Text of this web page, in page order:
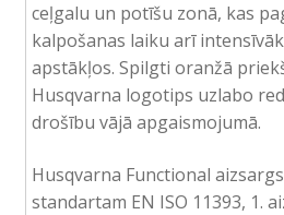
ceļgalu un potīšu zonā, kas
kalpošanas laiku arī
apstākļos. Spilgti oranžā
Husqvarna logotips uzlabo
drošību vājā apgaismojumā.
Husqvarna Functional
standartam EN ISO 11393, 1.